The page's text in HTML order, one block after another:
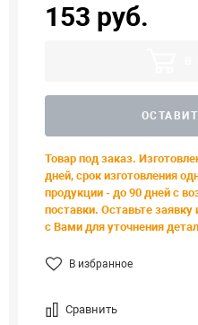
153 руб.
Товар под заказ.
дней, срок изготовления
продукции - до 90 дней с
поставки. Оставьте
с Вами для уточнения
В избранное
Сравнить